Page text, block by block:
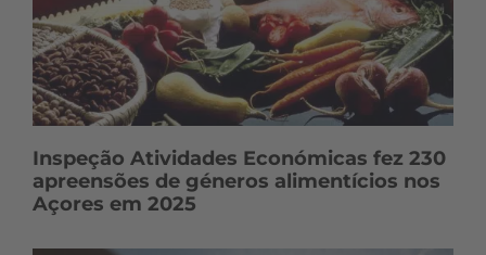
Inspeção Atividades Económicas fez 230
apreensões de géneros alimentícios nos
Açores em 2025